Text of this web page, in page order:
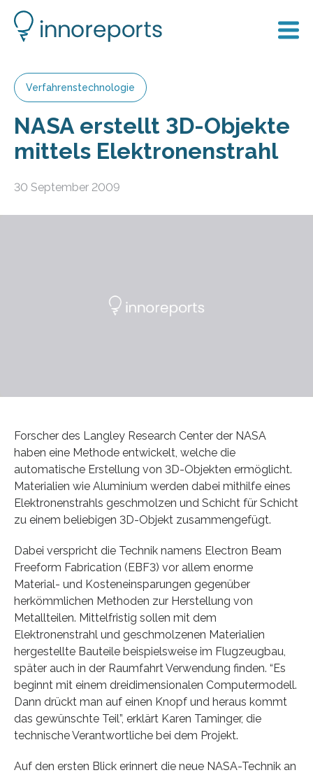
Verfahrenstechnologie
NASA erstellt 3D-Objekte
mittels Elektronenstrahl
30 September 2009
Forscher des Langley Research Center der NASA
haben eine Methode entwickelt, welche die
automatische Erstellung von 3D-Objekten ermöglicht.
Materialien wie Aluminium werden dabei mithilfe eines
Elektronenstrahls geschmolzen und Schicht für Schicht
zu einem beliebigen 3D-Objekt zusammengefügt.
Dabei verspricht die Technik namens Electron Beam
Freeform Fabrication (EBF3) vor allem enorme
Material- und Kosteneinsparungen gegenüber
herkömmlichen Methoden zur Herstellung von
Metallteilen. Mittelfristig sollen mit dem
Elektronenstrahl und geschmolzenen Materialien
hergestellte Bauteile beispielsweise im Flugzeugbau,
später auch in der Raumfahrt Verwendung finden. “Es
beginnt mit einem dreidimensionalen Computermodell.
Dann drückt man auf einen Knopf und heraus kommt
das gewünschte Teil”, erklärt Karen Taminger, die
technische Verantwortliche bei dem Projekt.
Auf den ersten Blick erinnert die neue NASA-Technik an